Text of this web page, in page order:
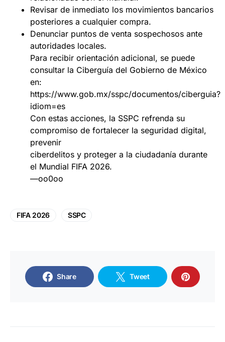
Revisar de inmediato los movimientos bancarios
posteriores a cualquier compra.
Denunciar puntos de venta sospechosos ante
autoridades locales.
Para recibir orientación adicional, se puede
consultar la Ciberguía del Gobierno de México
en:
https://www.gob.mx/sspc/documentos/ciberguia?
idiom=es
Con estas acciones, la SSPC refrenda su
compromiso de fortalecer la seguridad digital,
prevenir
ciberdelitos y proteger a la ciudadanía durante
el Mundial FIFA 2026.
—oo0oo
FIFA 2026 SSPC
Share Tweet